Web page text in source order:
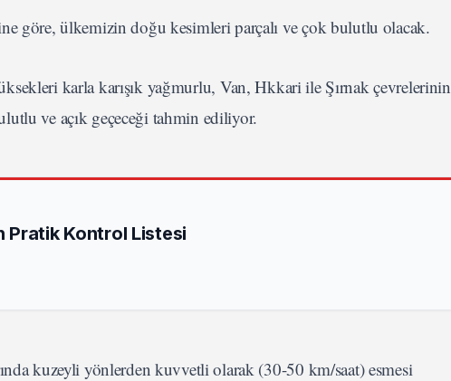
göre, ülkemizin doğu kesimleri parçalı ve çok bulutlu olacak.
karla karışık yağmurlu, Van, Hkkari ile Şırnak çevrelerinin
ve açık geçeceği tahmin ediliyor.
Pratik Kontrol Listesi
kuzeyli yönlerden kuvvetli olarak (30-50 km/saat) esmesi